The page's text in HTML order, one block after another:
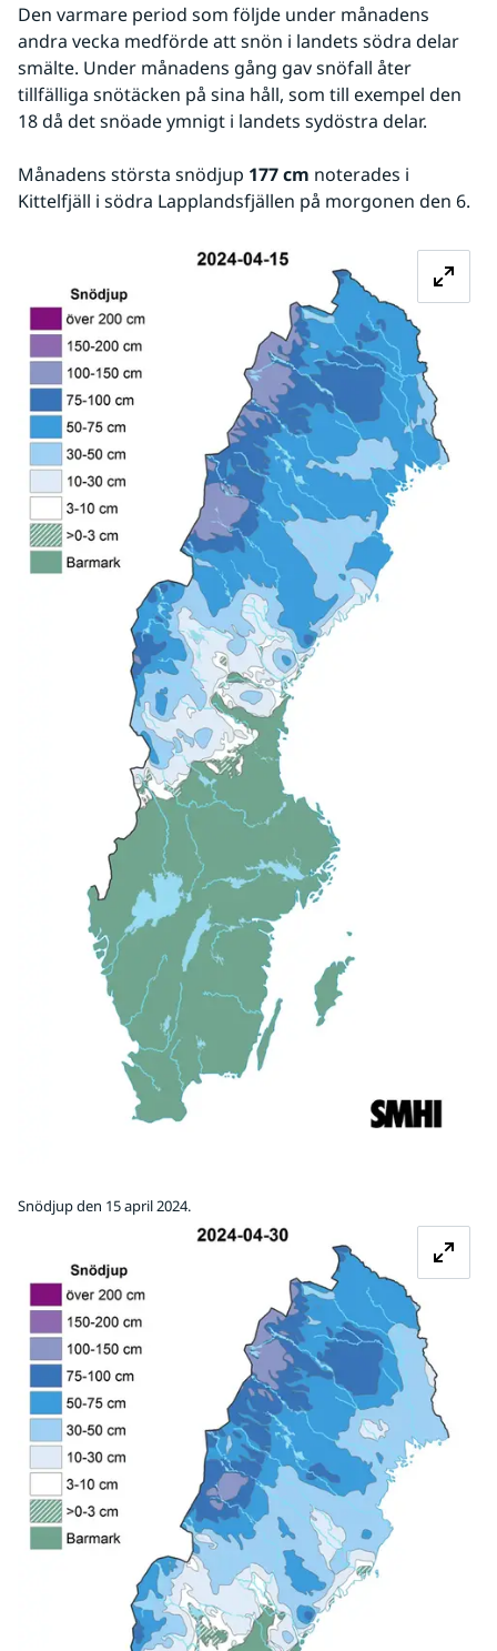
Den varmare period som följde under månadens
andra vecka medförde att snön i landets södra delar
smälte. Under månadens gång gav snöfall åter
tillfälliga snötäcken på sina håll, som till exempel den
18 då det snöade ymnigt i landets sydöstra delar.
Månadens största snödjup 177 cm noterades i
Kittelfjäll i södra Lapplandsfjällen på morgonen den 6.
Snödjup den 15 april 2024.